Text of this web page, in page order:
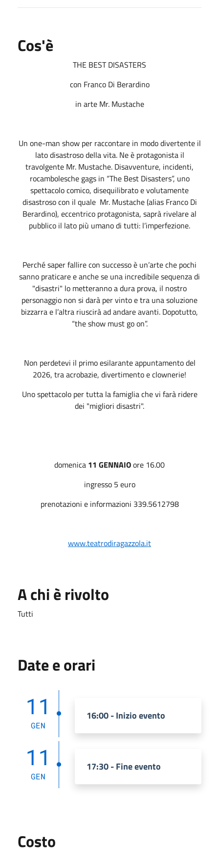
Cos'è
THE BEST DISASTERS
con Franco Di Berardino
in arte Mr. Mustache
Un one-man show per raccontare in modo divertente il
lato disastroso della vita. Ne è protagonista il
travolgente Mr. Mustache. Disavventure, incidenti,
rocambolesche gags in “The Best Disasters”, uno
spettacolo comico, disequilibrato e volutamente
disastroso con il quale Mr. Mustache (alias Franco Di
Berardino), eccentrico protagonista, saprà rivelare al
pubblico il lato più umano di tutti: l’imperfezione.
Perché saper fallire con successo è un’arte che pochi
sanno praticare e anche se una incredibile sequenza di
"disastri" lo metteranno a dura prova, il nostro
personaggio non si darà per vinto e tra una soluzione
bizzarra e l’altra riuscirà ad andare avanti. Dopotutto,
“the show must go on”.
Non perdetevi il primo esilarante appuntamento del
2026, tra acrobazie, divertimento e clownerie!
Uno spettacolo per tutta la famiglia che vi farà ridere
dei "migliori disastri".
domenica 11 GENNAIOore 16.00
ingresso 5 euro
prenotazioni e informazioni 339.5612798
www.teatrodiragazzola.it
A chi è rivolto
Tutti
Date e orari
11
GEN
16:00 - Inizio evento
11
GEN
17:30 - Fine evento
Costo